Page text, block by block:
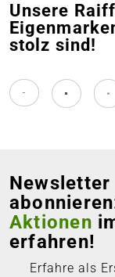
Unsere
stolz sind!
Newsletter
Aktionen
erfahren!
Erfahre als